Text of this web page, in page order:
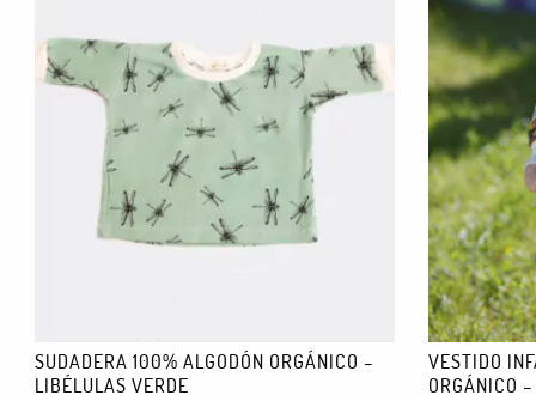
SUDADERA 100% ALGODÓN ORGÁNICO –
LIBÉLULAS VERDE
VESTIDO
ORGÁNICO